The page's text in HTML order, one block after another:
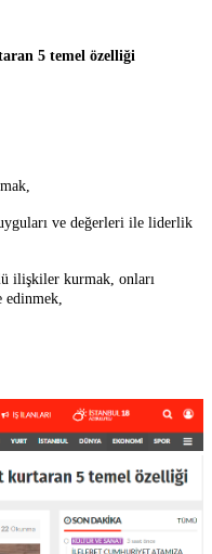
5 temel özelliği
ve değerleri ile liderlik
ilişkiler kurmak, onları
edinmek,